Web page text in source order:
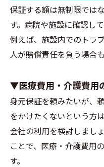
保証する額は無制限では
す。病院や施設に確認して
例えば、施設内でのトラ
人が賠償責任を負う場合も
▼医療費用・介護費用
身元保証を頼みたいが、
をかけたくないという方
会社の利用を検討しまし
ことで、医療・介護費用
す。